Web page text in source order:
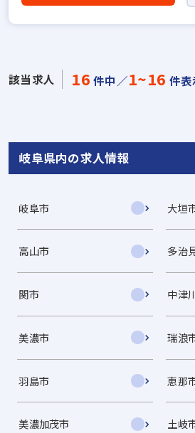
該当求人 16 件中／1~16 件表
岐阜県内の求人情報
岐阜市 大垣
高山市 多治
関市 中津
美濃市 瑞浪
羽島市 恵那
美濃加茂市 土岐